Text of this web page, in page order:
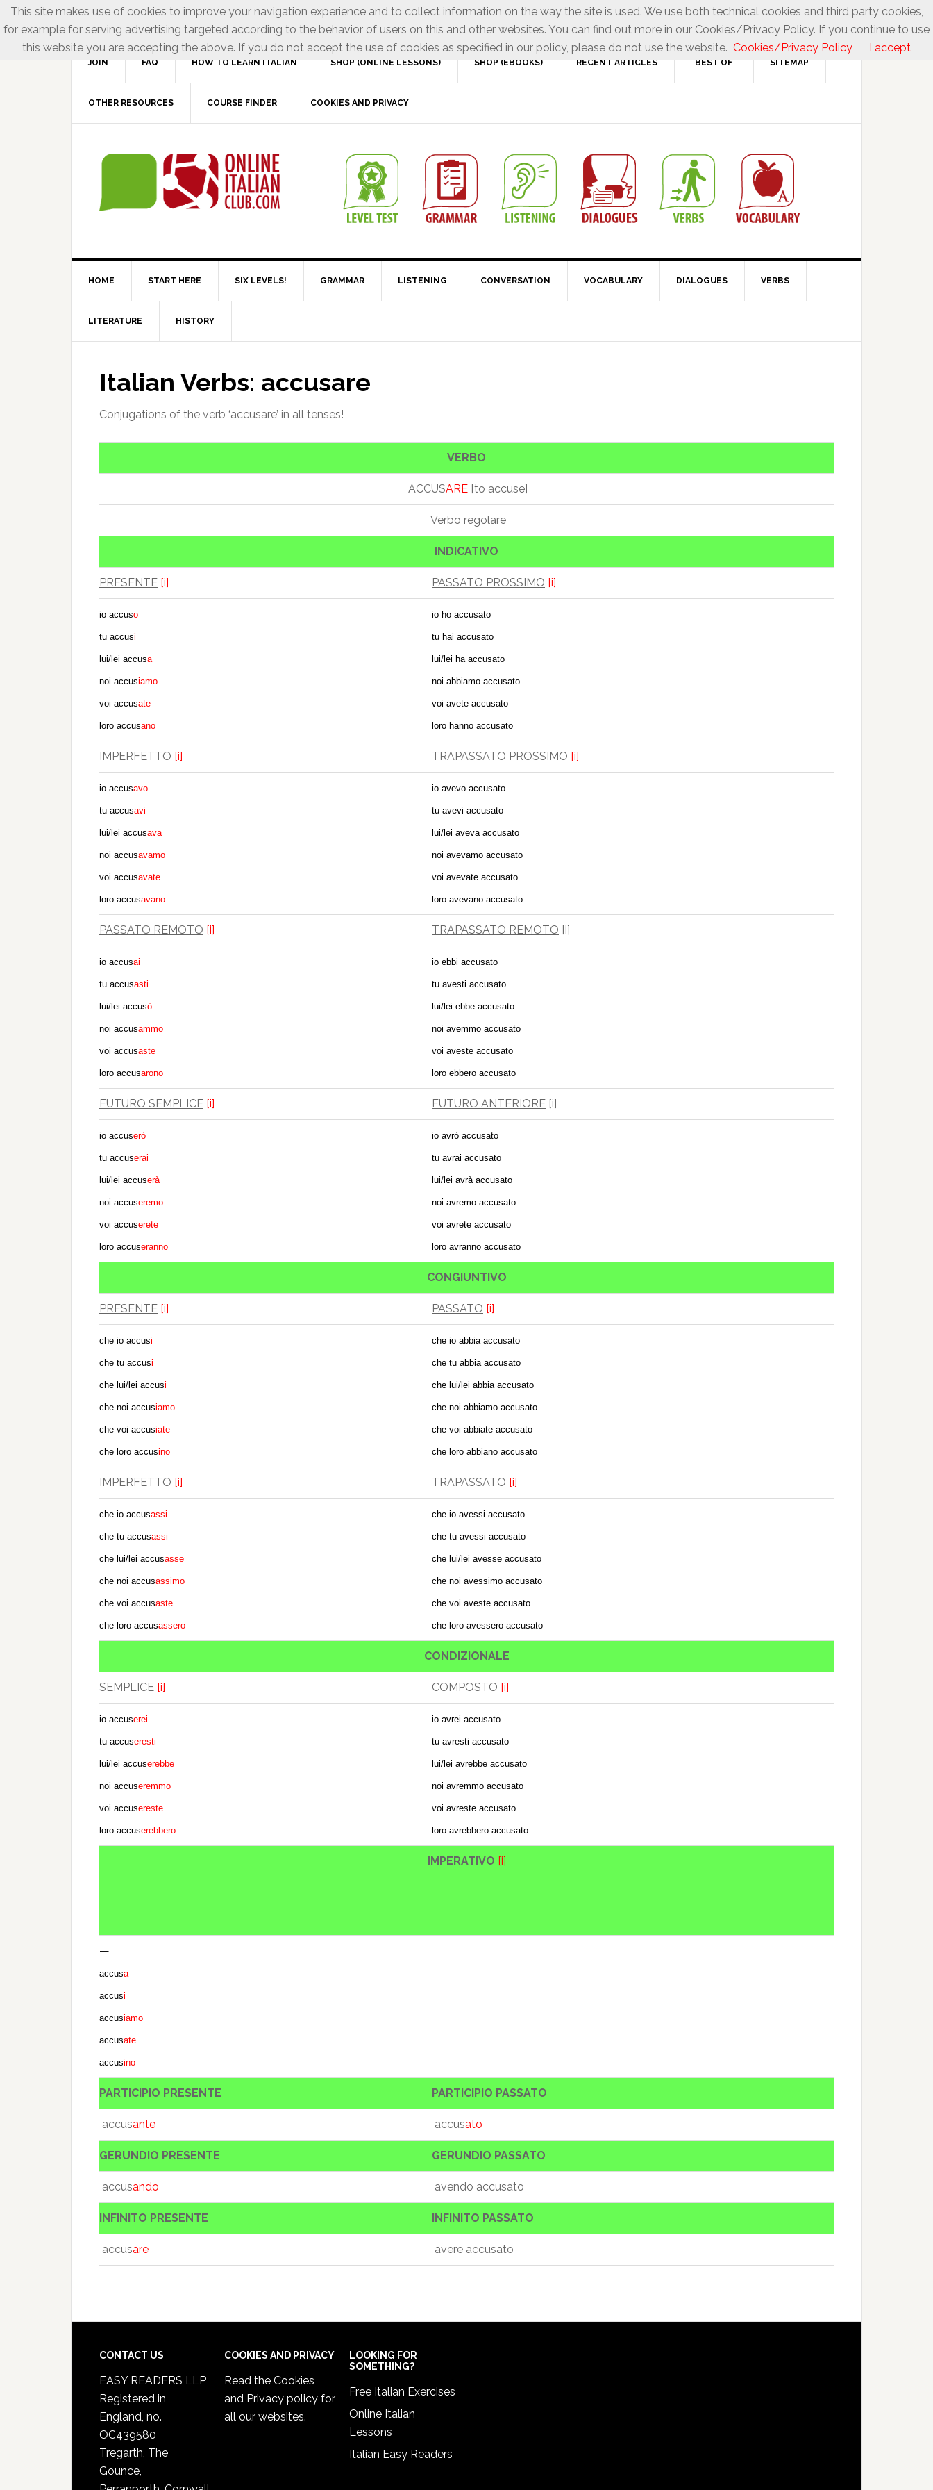
JOIN FAQ HOW TO LEARN ITALIAN SHOP (ONLINE LESSONS) SHOP (EBOOKS) RECENT ARTICLES “BEST OF” SITEMAP
OTHER RESOURCES COURSE FINDER COOKIES AND PRIVACY
HOME START HERE SIX LEVELS! GRAMMAR LISTENING CONVERSATION VOCABULARY DIALOGUES VERBS
LITERATURE HISTORY
Italian Verbs: accusare
Conjugations of the verb ‘accusare’ in all tenses!
VERBO
ACCUSARE [to accuse]
Verbo regolare
INDICATIVO
PRESENTE [i] PASSATO PROSSIMO [i]
io accuso
tu accusi
lui/lei accusa
noi accusiamo
voi accusate
loro accusano
io ho accusato
tu hai accusato
lui/lei ha accusato
noi abbiamo accusato
voi avete accusato
loro hanno accusato
IMPERFETTO [i] TRAPASSATO PROSSIMO [i]
io accusavo
tu accusavi
lui/lei accusava
noi accusavamo
voi accusavate
loro accusavano
io avevo accusato
tu avevi accusato
lui/lei aveva accusato
noi avevamo accusato
voi avevate accusato
loro avevano accusato
PASSATO REMOTO [i] TRAPASSATO REMOTO [i]
io accusai
tu accusasti
lui/lei accusò
noi accusammo
voi accusaste
loro accusarono
io ebbi accusato
tu avesti accusato
lui/lei ebbe accusato
noi avemmo accusato
voi aveste accusato
loro ebbero accusato
FUTURO SEMPLICE [i] FUTURO ANTERIORE [i]
io accuserò
tu accuserai
lui/lei accuserà
noi accuseremo
voi accuserete
loro accuseranno
io avrò accusato
tu avrai accusato
lui/lei avrà accusato
noi avremo accusato
voi avrete accusato
loro avranno accusato
CONGIUNTIVO
PRESENTE [i] PASSATO [i]
che io accusi
che tu accusi
che lui/lei accusi
che noi accusiamo
che voi accusiate
che loro accusino
che io abbia accusato
che tu abbia accusato
che lui/lei abbia accusato
che noi abbiamo accusato
che voi abbiate accusato
che loro abbiano accusato
IMPERFETTO [i] TRAPASSATO [i]
che io accusassi
che tu accusassi
che lui/lei accusasse
che noi accusassimo
che voi accusaste
che loro accusassero
che io avessi accusato
che tu avessi accusato
che lui/lei avesse accusato
che noi avessimo accusato
che voi aveste accusato
che loro avessero accusato
CONDIZIONALE
SEMPLICE [i] COMPOSTO [i]
io accuserei
tu accuseresti
lui/lei accuserebbe
noi accuseremmo
voi accusereste
loro accuserebbero
io avrei accusato
tu avresti accusato
lui/lei avrebbe accusato
noi avremmo accusato
voi avreste accusato
loro avrebbero accusato
IMPERATIVO [i]
—
accusa
accusi
accusiamo
accusate
accusino
PARTICIPIO PRESENTE PARTICIPIO PASSATO
accusante accusato
GERUNDIO PRESENTE GERUNDIO PASSATO
accusando avendo accusato
INFINITO PRESENTE INFINITO PASSATO
accusare avere accusato
CONTACT US
EASY READERS LLP
Registered in
England, no.
OC439580
Tregarth, The
Gounce,
COOKIES AND PRIVACY
Read the Cookies
and Privacy policy for
all our websites.
LOOKING FOR
SOMETHING?
Free Italian Exercises
Online Italian
Lessons
Italian Easy Readers
This site makes use of cookies to improve your navigation experience and to collect information on the way the site is used. We use both technical cookies and third party cookies,
for example for serving advertising targeted according to the behavior of users on this and other websites. You can find out more in our Cookies/Privacy Policy. If you continue to use
this website you are accepting the above. If you do not accept the use of cookies as specified in our policy, please do not use the website. Cookies/Privacy Policy I accept